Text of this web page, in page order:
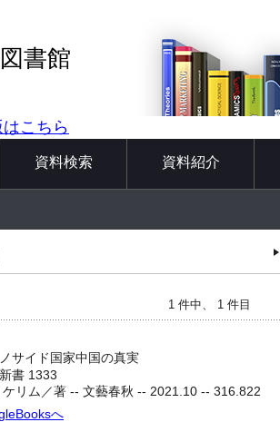
書館
こちら
資料検索 資料紹介
1 件中、 1 件目
サイド国家中国の真実
書 1333
ケリム／著 -- 文藝春秋 -- 2021.10 -- 316.822
へ